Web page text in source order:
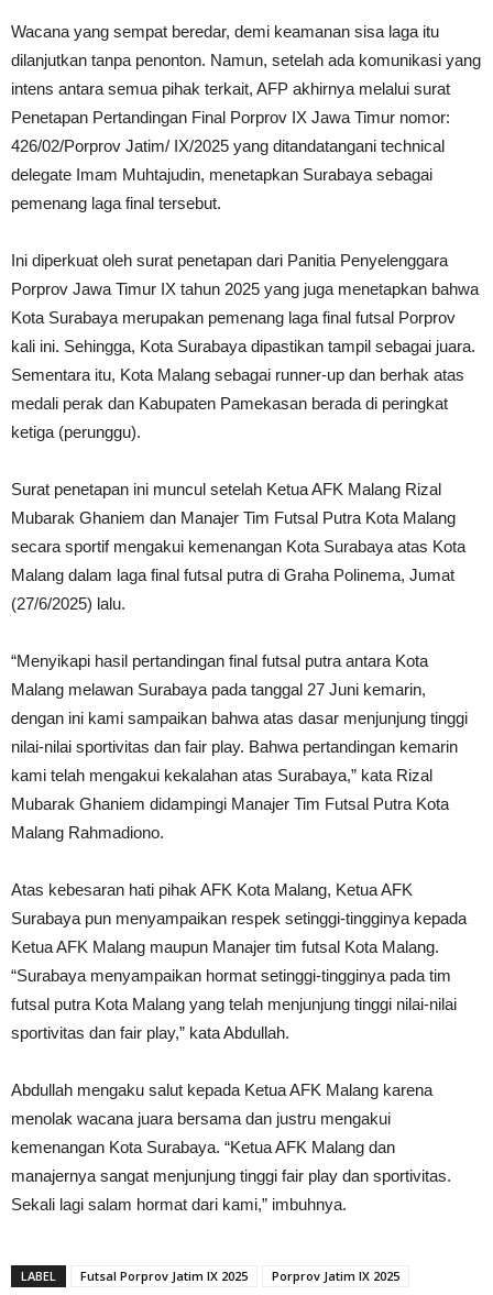
Wacana yang sempat beredar, demi keamanan sisa laga itu
dilanjutkan tanpa penonton. Namun, setelah ada komunikasi yang
intens antara semua pihak terkait, AFP akhirnya melalui surat
Penetapan Pertandingan Final Porprov IX Jawa Timur nomor:
426/02/Porprov Jatim/ IX/2025 yang ditandatangani technical
delegate Imam Muhtajudin, menetapkan Surabaya sebagai
pemenang laga final tersebut.
Ini diperkuat oleh surat penetapan dari Panitia Penyelenggara
Porprov Jawa Timur IX tahun 2025 yang juga menetapkan bahwa
Kota Surabaya merupakan pemenang laga final futsal Porprov
kali ini. Sehingga, Kota Surabaya dipastikan tampil sebagai juara.
Sementara itu, Kota Malang sebagai runner-up dan berhak atas
medali perak dan Kabupaten Pamekasan berada di peringkat
ketiga (perunggu).
Surat penetapan ini muncul setelah Ketua AFK Malang Rizal
Mubarak Ghaniem dan Manajer Tim Futsal Putra Kota Malang
secara sportif mengakui kemenangan Kota Surabaya atas Kota
Malang dalam laga final futsal putra di Graha Polinema, Jumat
(27/6/2025) lalu.
“Menyikapi hasil pertandingan final futsal putra antara Kota
Malang melawan Surabaya pada tanggal 27 Juni kemarin,
dengan ini kami sampaikan bahwa atas dasar menjunjung tinggi
nilai-nilai sportivitas dan fair play. Bahwa pertandingan kemarin
kami telah mengakui kekalahan atas Surabaya,” kata Rizal
Mubarak Ghaniem didampingi Manajer Tim Futsal Putra Kota
Malang Rahmadiono.
Atas kebesaran hati pihak AFK Kota Malang, Ketua AFK
Surabaya pun menyampaikan respek setinggi-tingginya kepada
Ketua AFK Malang maupun Manajer tim futsal Kota Malang.
“Surabaya menyampaikan hormat setinggi-tingginya pada tim
futsal putra Kota Malang yang telah menjunjung tinggi nilai-nilai
sportivitas dan fair play,” kata Abdullah.
Abdullah mengaku salut kepada Ketua AFK Malang karena
menolak wacana juara bersama dan justru mengakui
kemenangan Kota Surabaya. “Ketua AFK Malang dan
manajernya sangat menjunjung tinggi fair play dan sportivitas.
Sekali lagi salam hormat dari kami,” imbuhnya.
LABEL Futsal Porprov Jatim IX 2025 Porprov Jatim IX 2025